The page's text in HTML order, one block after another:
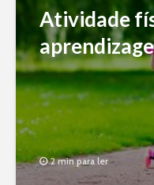
Atividade
2 min para ler